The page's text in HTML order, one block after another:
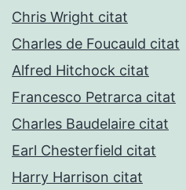
Chris Wright citat
Charles de Foucauld citat
Alfred Hitchock citat
Francesco Petrarca citat
Charles Baudelaire citat
Earl Chesterfield citat
Harry Harrison citat